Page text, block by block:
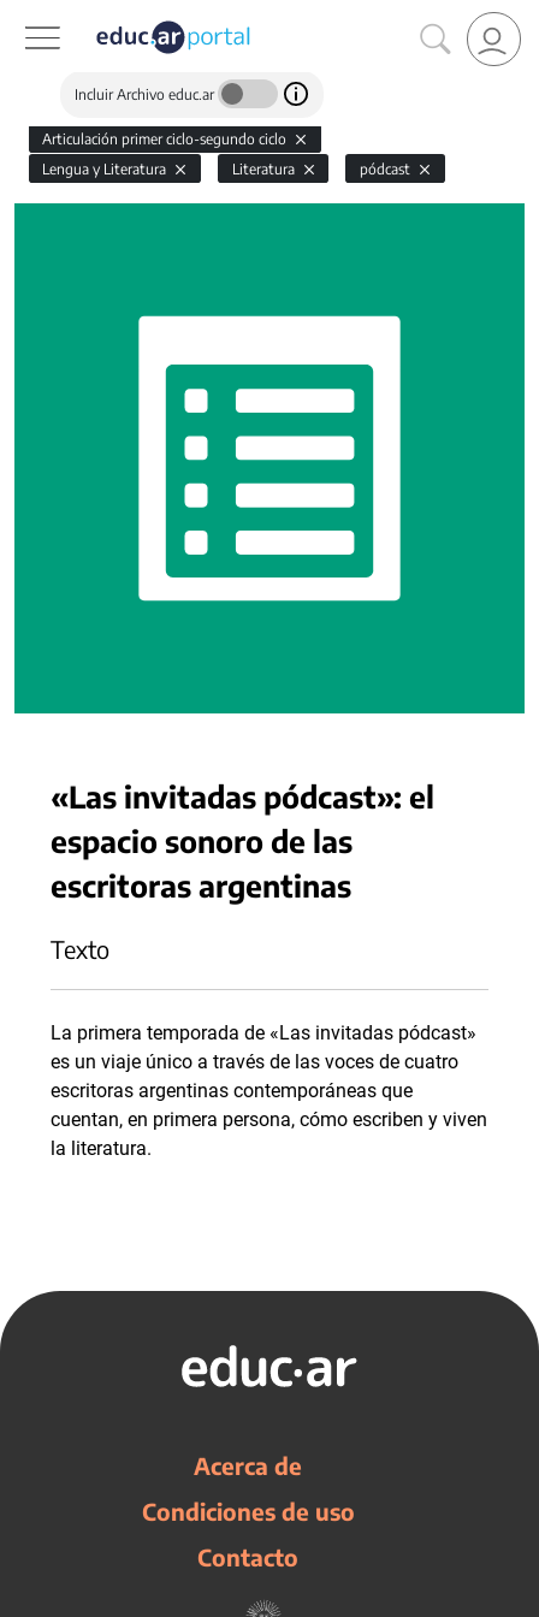
Incluir Archivo educ.ar
Articulación primer ciclo-segundo ciclo
Lengua y Literatura
Literatura pódcast
«Las invitadas pódcast»: el
espacio sonoro de las
escritoras argentinas
Texto
La primera temporada de «Las invitadas pódcast»
es un viaje único a través de las voces de cuatro
escritoras argentinas contemporáneas que
cuentan, en primera persona, cómo escriben y viven
la literatura.
Acerca de
Condiciones de uso
Contacto